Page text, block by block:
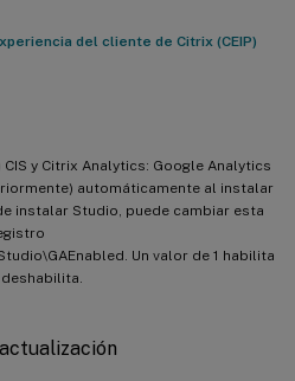
del cliente de Citrix (CEIP)
y Citrix Analytics: Google Analytics
automáticamente al instalar
instalar Studio, puede cambiar esta
Un valor de 1 habilita